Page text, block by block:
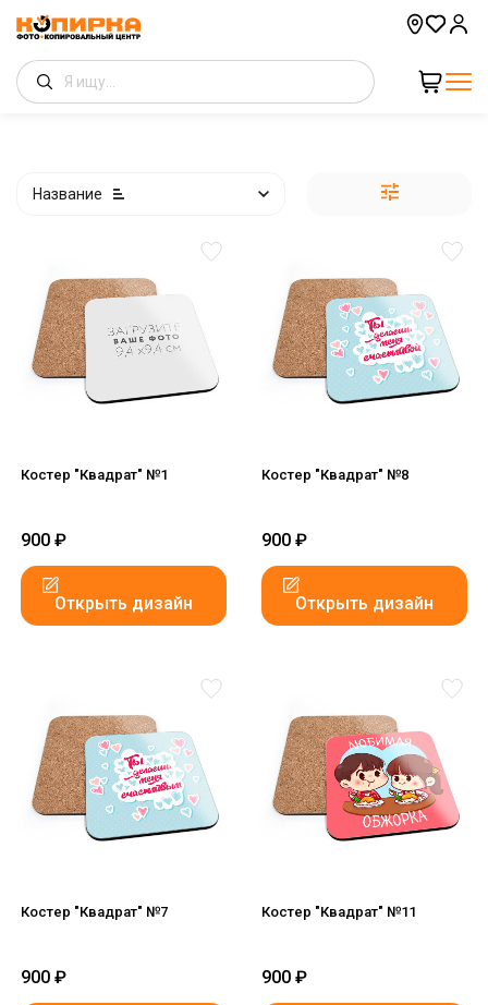
Название
Костер "Квадрат" №1
900 ₽
Открыть дизайн
Костер "Квадрат" №8
900 ₽
Открыть дизайн
Костер "Квадрат" №7
900 ₽
Костер "Квадрат" №11
900 ₽